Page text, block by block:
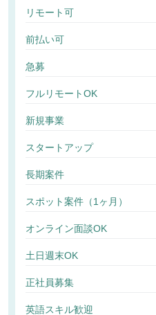
リモート可
前払い可
急募
フルリモートOK
新規事業
スタートアップ
長期案件
スポット案件（1ヶ月）
オンライン面談OK
土日週末OK
正社員募集
英語スキル歓迎